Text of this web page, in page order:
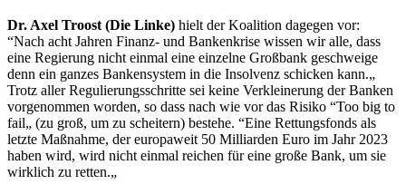
Dr. Axel Troost (Die Linke) hielt der Koalition dagegen vor:
“Nach acht Jahren Finanz- und Bankenkrise wissen wir alle, dass
eine Regierung nicht einmal eine einzelne Großbank geschweige
denn ein ganzes Bankensystem in die Insolvenz schicken kann.„
Trotz aller Regulierungsschritte sei keine Verkleinerung der Banken
vorgenommen worden, so dass nach wie vor das Risiko “Too big to
fail„ (zu groß, um zu scheitern) bestehe. “Eine Rettungsfonds als
letzte Maßnahme, der europaweit 50 Milliarden Euro im Jahr 2023
haben wird, wird nicht einmal reichen für eine große Bank, um sie
wirklich zu retten.„